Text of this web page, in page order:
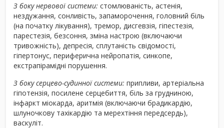
З боку нервової системи: стомлюваність, астенія,
нездужання, сонливість, запаморочення, головний біль
(на початку лікування), тремор, дисгевзія, гіпестезія,
парестезія, безсоння, зміна настрою (включаючи
тривожність), депресія, сплутаність свідомості,
гіпертонус, периферична нейропатія, синкопе,
екстрапірамідні порушення.
З боку серцево-судинної системи: припливи, артеріальна
гіпотензія, посилене серцебиття, біль за грудниною,
інфаркт міокарда, аритмія (включаючи брадикардію,
шлуночкову тахікардію та мерехтіння передсердь),
васкуліт.